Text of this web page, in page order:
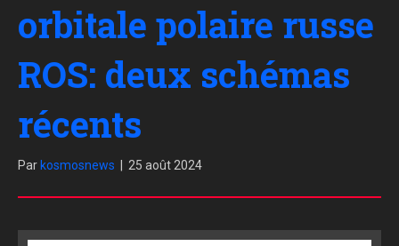
orbitale polaire russe
ROS: deux schémas
récents
Par kosmosnews 25 août 2024